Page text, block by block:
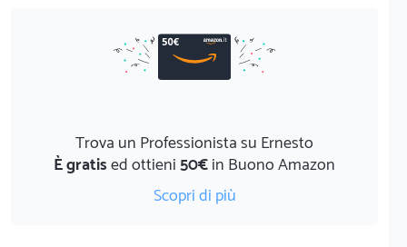
Trova un Professionista su Ernesto
È gratised ottieni50€in Buono Amazon
Scopri di più